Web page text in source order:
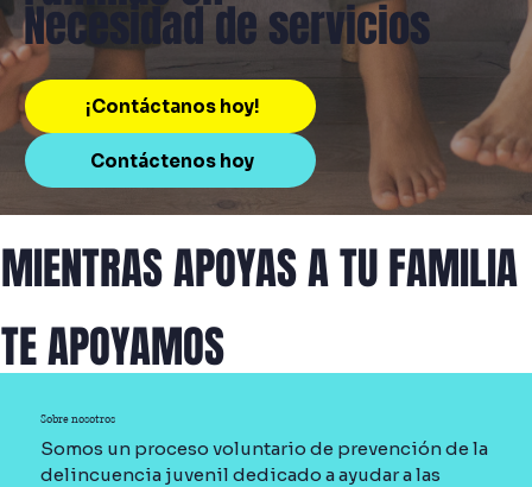
Necesidad de servicios
¡Contáctanos hoy!
Contáctenos hoy
MIENTRAS APOYAS A TU FAMILIA
TE APOYAMOS
Sobre nosotros
Somos un proceso voluntario de prevención de la
delincuencia juvenil dedicado a ayudar a las